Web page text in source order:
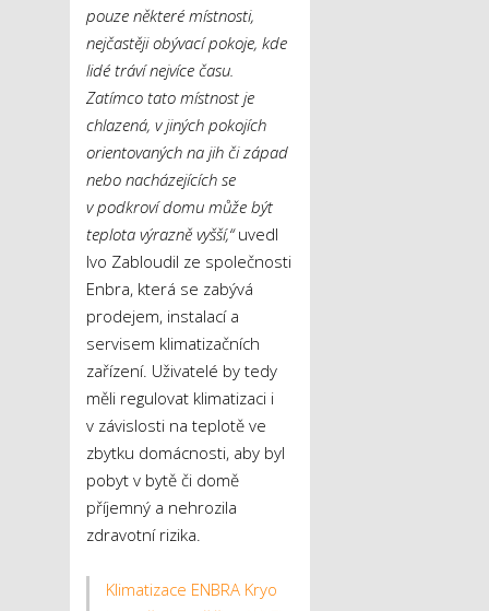
pouze některé místnosti,
nejčastěji obývací pokoje, kde
lidé tráví nejvíce času.
Zatímco tato místnost je
chlazená, v jiných pokojích
orientovaných na jih či západ
nebo nacházejících se
v podkroví domu může být
teplota výrazně vyšší,“uvedl
Ivo Zabloudil ze společnosti
Enbra, která se zabývá
prodejem, instalací a
servisem klimatizačních
zařízení. Uživatelé by tedy
měli regulovat klimatizaci i
v závislosti na teplotě ve
zbytku domácnosti, aby byl
pobyt v bytě či domě
příjemný a nehrozila
zdravotní rizika.
Klimatizace ENBRA Kryo